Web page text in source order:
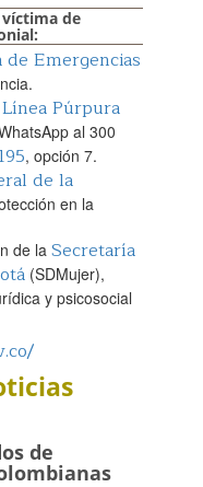
víctima de
de Emergencias
Línea Púrpura
al 300
, opción 7.
de la
en la
de la Secretaría
(SDMujer),
y psicosocial
de